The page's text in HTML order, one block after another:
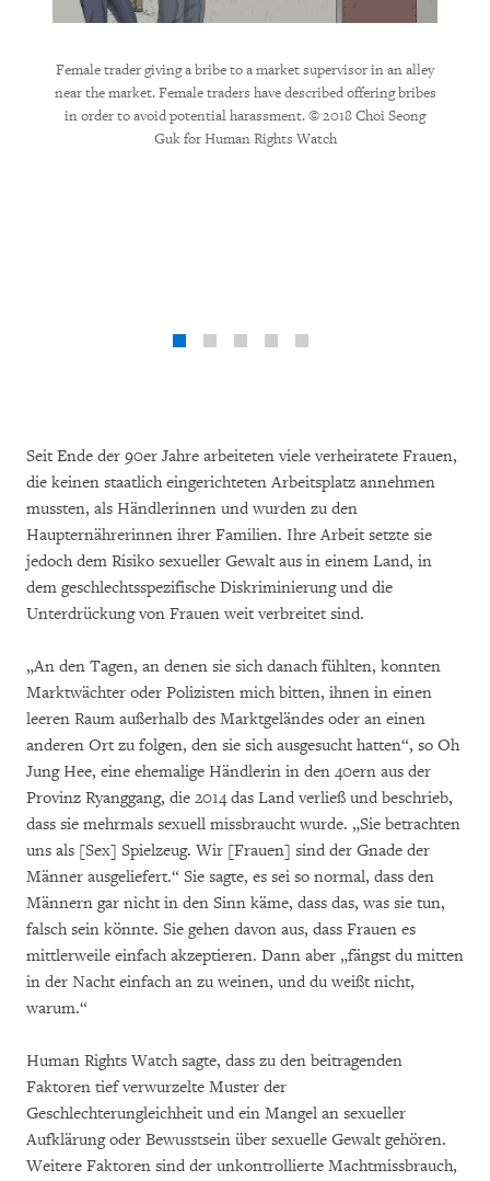
Female trader giving a bribe to a market supervisor in an alley
near the market. Female traders have described offering bribes
in order to avoid potential harassment. © 2018 Choi Seong
Guk for Human Rights Watch
Seit Ende der 90er Jahre arbeiteten viele verheiratete Frauen,
die keinen staatlich eingerichteten Arbeitsplatz annehmen
mussten, als Händlerinnen und wurden zu den
Haupternährerinnen ihrer Familien. Ihre Arbeit setzte sie
jedoch dem Risiko sexueller Gewalt aus in einem Land, in
dem geschlechtsspezifische Diskriminierung und die
Unterdrückung von Frauen weit verbreitet sind.
„An den Tagen, an denen sie sich danach fühlten, konnten
Marktwächter oder Polizisten mich bitten, ihnen in einen
leeren Raum außerhalb des Marktgeländes oder an einen
anderen Ort zu folgen, den sie sich ausgesucht hatten“, so Oh
Jung Hee, eine ehemalige Händlerin in den 40ern aus der
Provinz Ryanggang, die 2014 das Land verließ und beschrieb,
dass sie mehrmals sexuell missbraucht wurde. „Sie betrachten
uns als [Sex] Spielzeug. Wir [Frauen] sind der Gnade der
Männer ausgeliefert.“ Sie sagte, es sei so normal, dass den
Männern gar nicht in den Sinn käme, dass das, was sie tun,
falsch sein könnte. Sie gehen davon aus, dass Frauen es
mittlerweile einfach akzeptieren. Dann aber „fängst du mitten
in der Nacht einfach an zu weinen, und du weißt nicht,
warum.“
Human Rights Watch sagte, dass zu den beitragenden
Faktoren tief verwurzelte Muster der
Geschlechterungleichheit und ein Mangel an sexueller
Aufklärung oder Bewusstsein über sexuelle Gewalt gehören.
Weitere Faktoren sind der unkontrollierte Machtmissbrauch,